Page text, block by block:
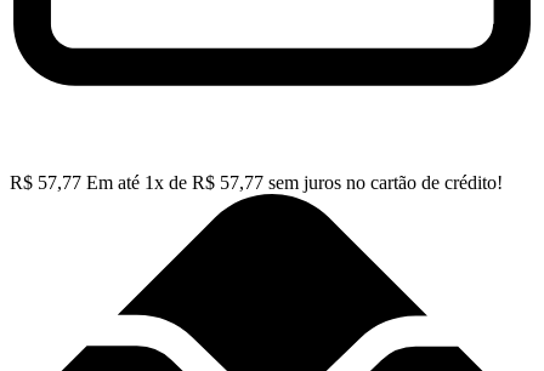
R$ 57,77 Em até 1x de R$ 57,77 sem juros no cartão de crédito!